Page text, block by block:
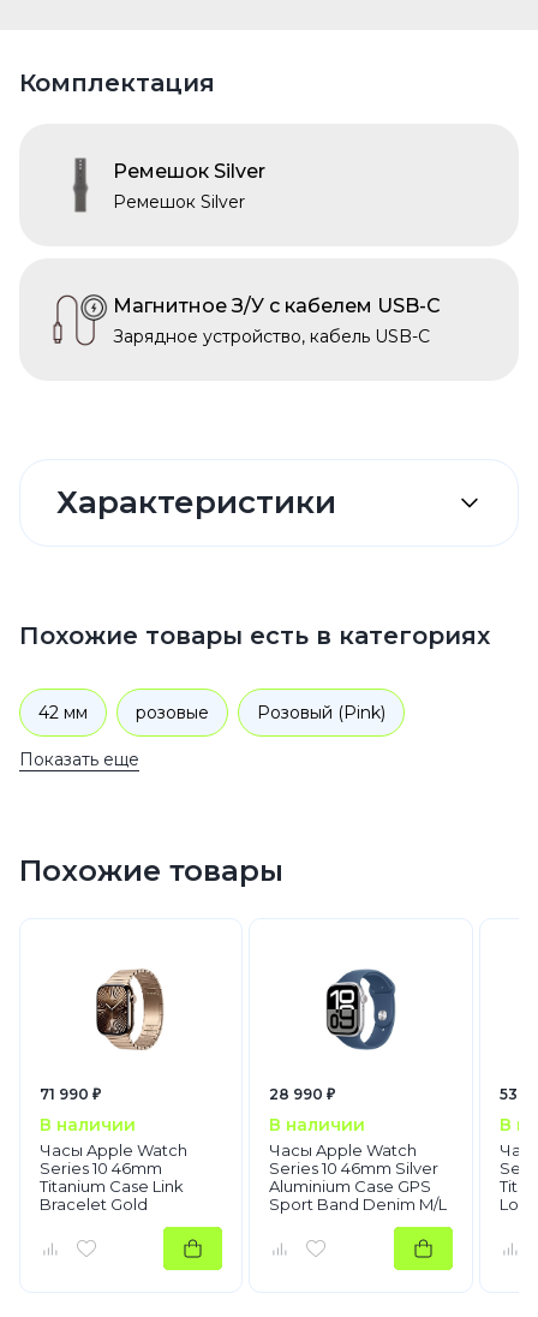
Комплектация
Ремешок Silver
Ремешок Silver
Магнитное З/У с кабелем USB-C
Зарядное устройство, кабель USB-C
Характеристики
Похожие товары есть в категориях
42 мм розовые Розовый (Pink)
Розовый (Pink)
2024 Умные смарт часы
Apple Watch Apple Watch Series 10
Показать еще
Похожие товары
71 990 ₽
В наличии
Часы Apple Watch
Series 10 46mm
Titanium Case Link
Bracelet Gold
28 990 ₽
В наличии
Часы Apple Watch
Series 10 46mm Silver
Aluminium Case GPS
Sport Band Denim M/L
53
В